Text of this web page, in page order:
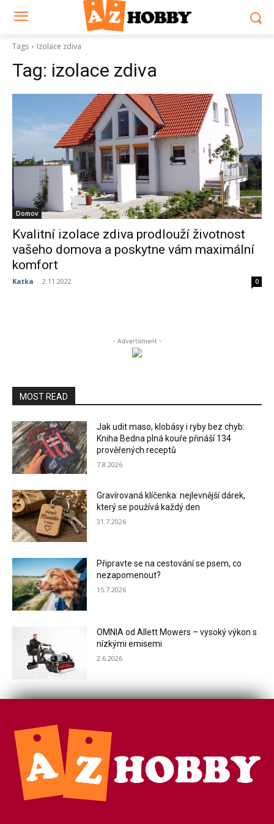
Tags Izolace zdiva
Tag: izolace zdiva
Domov
Kvalitní izolace zdiva prodlouží životnost
vašeho domova a poskytne vám maximální
komfort
Katka - 2.11.2022 0
- Advertisment -
MOST READ
Jak udit maso, klobásy i ryby bez chyb:
Kniha Bedna plná kouře přináší 134
prověřených receptů
7.8.2026
Gravírovaná klíčenka: nejlevnější dárek,
který se používá každý den
31.7.2026
Připravte se na cestování se psem, co
nezapomenout?
15.7.2026
OMNIA od Allett Mowers – vysoký výkon s
nízkými emisemi
2.6.2026